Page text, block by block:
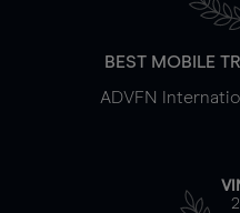
BEST MOBILE
ADVFN